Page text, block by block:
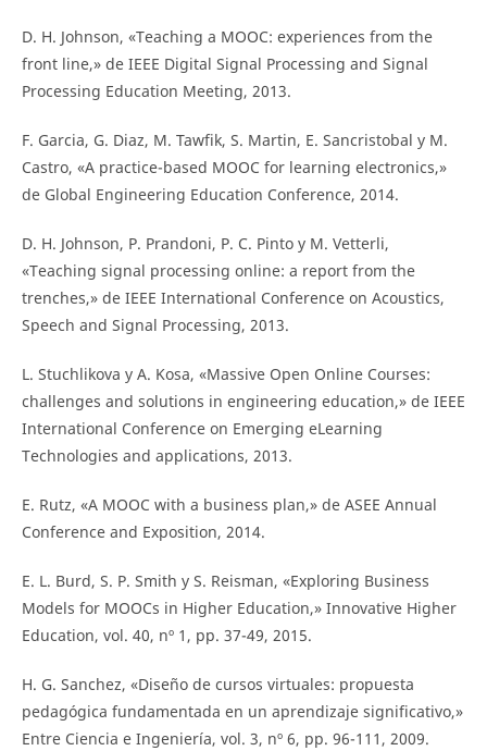
D. H. Johnson, «Teaching a MOOC: experiences from the
front line,» de IEEE Digital Signal Processing and Signal
Processing Education Meeting, 2013.
F. Garcia, G. Diaz, M. Tawfik, S. Martin, E. Sancristobal y M.
Castro, «A practice-based MOOC for learning electronics,»
de Global Engineering Education Conference, 2014.
D. H. Johnson, P. Prandoni, P. C. Pinto y M. Vetterli,
«Teaching signal processing online: a report from the
trenches,» de IEEE International Conference on Acoustics,
Speech and Signal Processing, 2013.
L. Stuchlikova y A. Kosa, «Massive Open Online Courses:
challenges and solutions in engineering education,» de IEEE
International Conference on Emerging eLearning
Technologies and applications, 2013.
E. Rutz, «A MOOC with a business plan,» de ASEE Annual
Conference and Exposition, 2014.
E. L. Burd, S. P. Smith y S. Reisman, «Exploring Business
Models for MOOCs in Higher Education,» Innovative Higher
Education, vol. 40, nº 1, pp. 37-49, 2015.
H. G. Sanchez, «Diseño de cursos virtuales: propuesta
pedagógica fundamentada en un aprendizaje significativo,»
Entre Ciencia e Ingeniería, vol. 3, nº 6, pp. 96-111, 2009.